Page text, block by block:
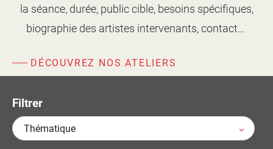
Les spectacles
Les Étincelles
Supports de promotion et
d'information
Livrets pédagogiques
Actualités
la séance, durée, public cible, besoins spécifiques,
biographie des artistes intervenants, contact…
DÉCOUVREZ NOS ATELIERS
Filtrer
Thématique